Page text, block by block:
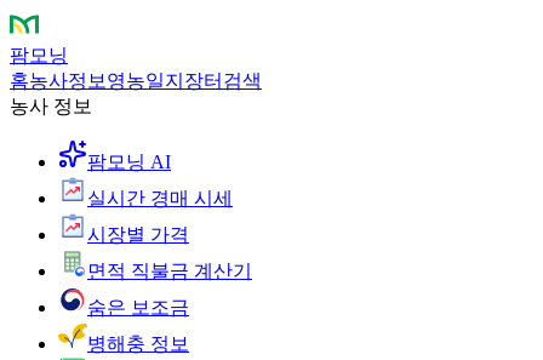
팜모닝
홈농사정보 영농일지 장터 검색
농사 정보
팜모닝 AI
실시간 경매 시세
시장별 가격
면적 직불금 계산기
숨은 보조금
병해충 정보